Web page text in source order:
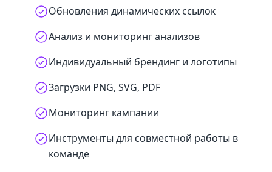
Обновления динамических ссылок
Анализ и мониторинг анализов
Индивидуальный брендинг и логотипы
Загрузки PNG, SVG, PDF
Мониторинг кампании
Инструменты для совместной работы в
команде